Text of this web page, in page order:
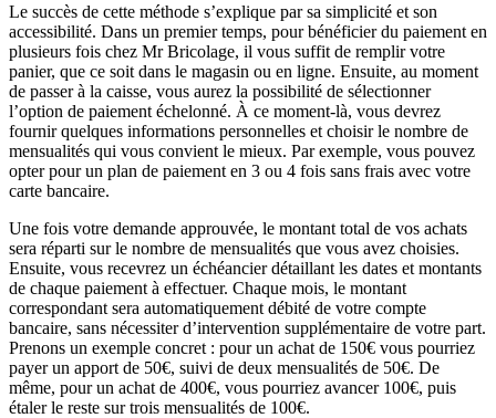
Le succès de cette méthode s’explique par sa simplicité et son
accessibilité. Dans un premier temps, pour bénéficier du paiement en
plusieurs fois chez Mr Bricolage, il vous suffit de remplir votre
panier, que ce soit dans le magasin ou en ligne. Ensuite, au moment
de passer à la caisse, vous aurez la possibilité de sélectionner
l’option de paiement échelonné. À ce moment-là, vous devrez
fournir quelques informations personnelles et choisir le nombre de
mensualités qui vous convient le mieux. Par exemple, vous pouvez
opter pour un plan de paiement en 3 ou 4 fois sans frais avec votre
carte bancaire.
Une fois votre demande approuvée, le montant total de vos achats
sera réparti sur le nombre de mensualités que vous avez choisies.
Ensuite, vous recevrez un échéancier détaillant les dates et montants
de chaque paiement à effectuer. Chaque mois, le montant
correspondant sera automatiquement débité de votre compte
bancaire, sans nécessiter d’intervention supplémentaire de votre part.
Prenons un exemple concret : pour un achat de 150€ vous pourriez
payer un apport de 50€, suivi de deux mensualités de 50€. De
même, pour un achat de 400€, vous pourriez avancer 100€, puis
étaler le reste sur trois mensualités de 100€.